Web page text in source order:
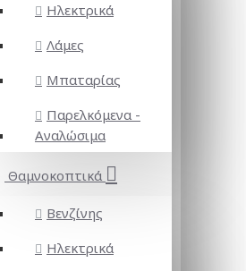
Ηλεκτρικά
Λάμες
Μπαταρίας
Παρελκόμενα -
Αναλώσιμα
Θαμνοκοπτικά
Βενζίνης
Ηλεκτρικά